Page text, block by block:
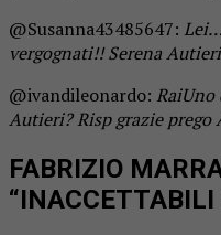
@Susanna43485647:
vergognati!! Serena
@ivandileonardo: RaiUno
Autieri? Risp grazie prego
FABRIZIO
“INACCETTABILI